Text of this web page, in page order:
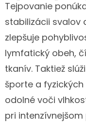
Tejpovanie
stabilizácii svalov
zlepšuje
lymfatický obeh,
tkanív. Taktiež
športe a fyzických
odolné voči
pri